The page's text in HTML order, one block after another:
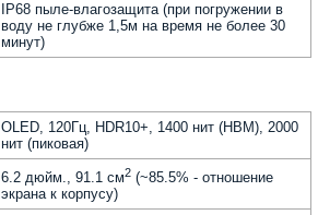
IP68 пыле-влагозащита (при погружении в
воду не глубже 1,5м на время не более 30
минут)
OLED, 120Гц, HDR10+, 1400 нит (HBM), 2000
нит (пиковая)
6.2 дюйм., 91.1 см2 (~85.5% - отношение
экрана к корпусу)